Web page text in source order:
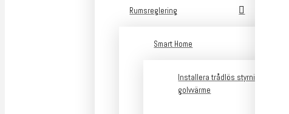
Rumsreglering
Smart Home
Installera trådlös styrning av
golvvärme